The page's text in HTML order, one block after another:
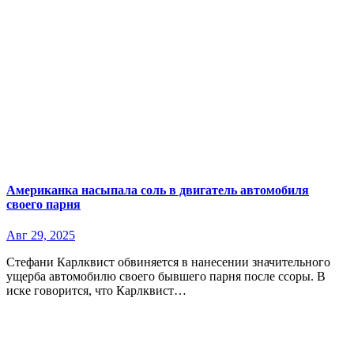
Американка насыпала соль в двигатель автомобиля
своего парня
Авг 29, 2025
Стефани Карлквист обвиняется в нанесении значительного
ущерба автомобилю своего бывшего парня после ссоры. В
иске говорится, что Карлквист…